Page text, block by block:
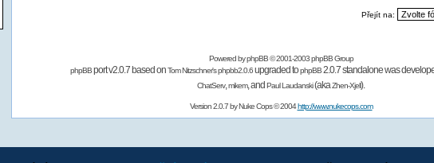
Přejít na:
Powered byphpBB© 2001-2003 phpBB Group
phpBBport v2.0.7 based onTom Nitzschner'sphpbb2.0.6upgraded tophpBB2.0.7 standalone was
ChatServ,mikem,and Paul Laudanski(akaZhen-Xjell).
Version 2.0.7 byNuke Cops© 2004http://www.nukecops.com